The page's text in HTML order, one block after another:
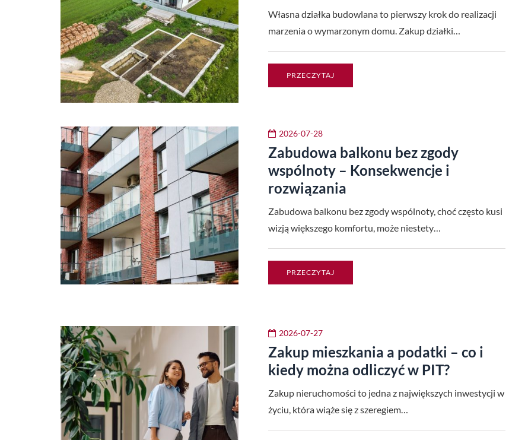
Własna działka budowlana to pierwszy krok do realizacji
marzenia o wymarzonym domu. Zakup działki…
PRZECZYTAJ
2026-07-28
Zabudowa balkonu bez zgody
wspólnoty – Konsekwencje i
rozwiązania
Zabudowa balkonu bez zgody wspólnoty, choć często kusi
wizją większego komfortu, może niestety…
PRZECZYTAJ
2026-07-27
Zakup mieszkania a podatki – co i
kiedy można odliczyć w PIT?
Zakup nieruchomości to jedna z największych inwestycji w
życiu, która wiąże się z szeregiem…